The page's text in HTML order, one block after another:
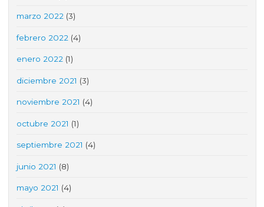
marzo 2022 (3)
febrero 2022 (4)
enero 2022 (1)
diciembre 2021 (3)
noviembre 2021 (4)
octubre 2021 (1)
septiembre 2021 (4)
junio 2021 (8)
mayo 2021 (4)